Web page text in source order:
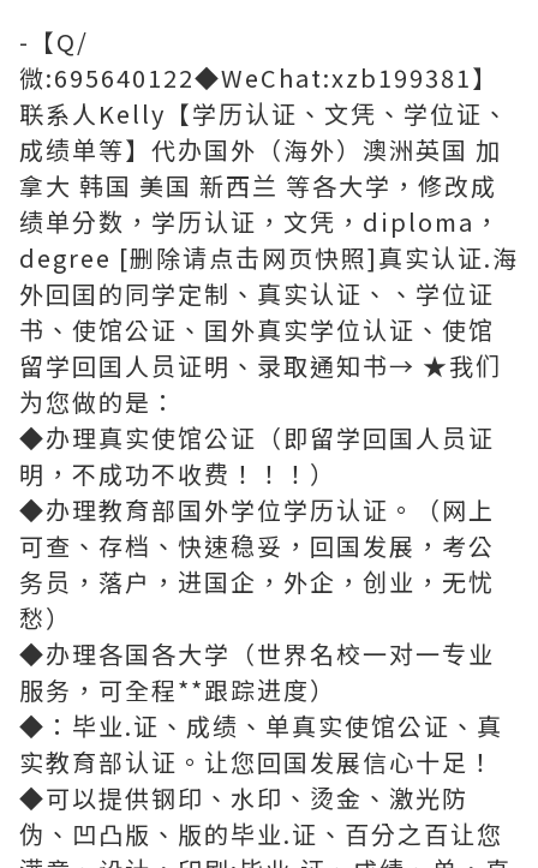
-【Q/
微:695640122◆WeChat:xzb199381】
联系人Kelly【学历认证、文凭、学位证、
成绩单等】代办国外（海外）澳洲英国 加
拿大 韩国 美国 新西兰 等各大学，修改成
绩单分数，学历认证，文凭，diploma，
degree [删除请点击网页快照]真实认证.海
外回囯的同学定制、真实认证、、学位证
书、使馆公证、囯外真实学位认证、使馆
留学回囯人员证明、录取通知书→ ★我们
为您做的是：
◆办理真实使馆公证（即留学回国人员证
明，不成功不收费！！！）
◆办理教育部国外学位学历认证。（网上
可查、存档、快速稳妥，回国发展，考公
务员，落户，进国企，外企，创业，无忧
愁）
◆办理各国各大学（世界名校一对一专业
服务，可全程**跟踪进度）
◆：毕业.证、成绩、单真实使馆公证、真
实教育部认证。让您回国发展信心十足！
◆可以提供钢印、水印、烫金、激光防
伪、凹凸版、版的毕业.证、百分之百让您